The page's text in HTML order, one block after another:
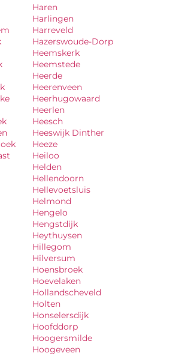
Haren
Harlingen
Harreveld
Hazerswoude-Dorp
Heemskerk
Heemstede
Heerde
Heerenveen
Heerhugowaard
Heerlen
Heesch
Heeswijk Dinther
Heeze
Heiloo
Helden
Hellendoorn
Hellevoetsluis
Helmond
Hengelo
Hengstdijk
Heythuysen
Hillegom
Hilversum
Hoensbroek
Hoevelaken
Hollandscheveld
Holten
Honselersdijk
Hoofddorp
Hoogersmilde
Hoogeveen